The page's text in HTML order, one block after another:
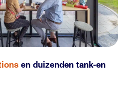
en duizenden tank-en